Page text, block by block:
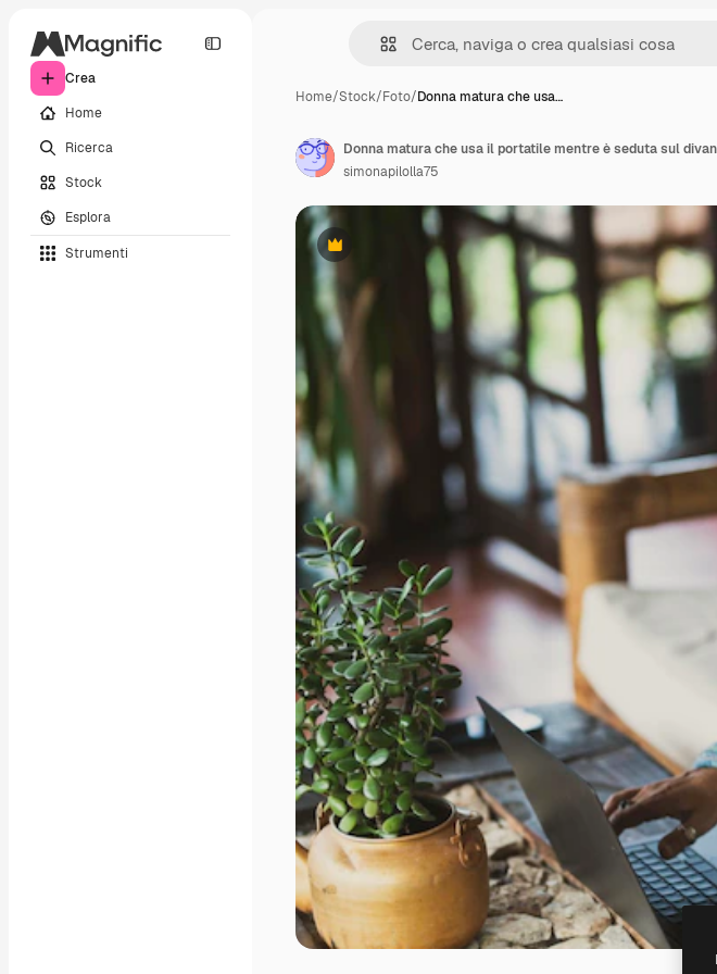
Crea
Home
Ricerca
Stock
Esplora
Strumenti
Home/Stock/Foto/Donna matura che usa…
Premium
Donna matura che usa il portatile mentre è seduta sul
simonapilolla75